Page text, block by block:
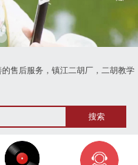
二胡厂，二胡教学直播，直播选琴